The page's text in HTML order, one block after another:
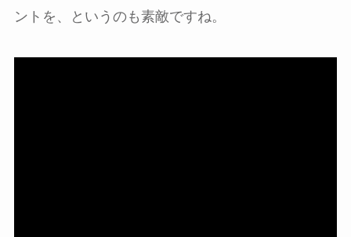
ントを、というのも素敵ですね。